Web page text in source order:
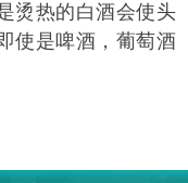
热的白酒会使头
使是啤酒，葡萄酒